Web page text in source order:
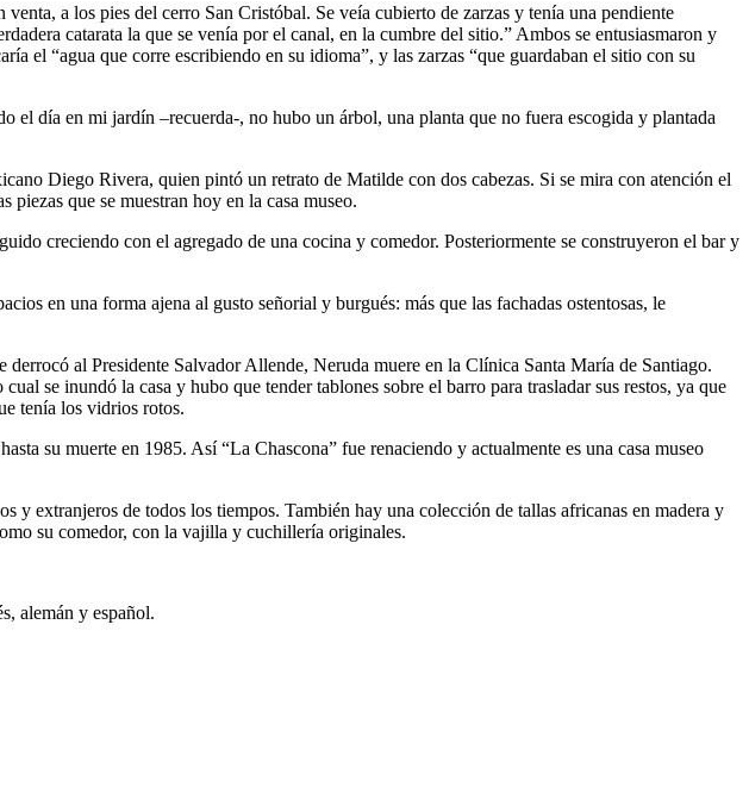
a los pies del cerro San Cristóbal. Se veía cubierto de zarzas y tenía una pendiente
catarata la que se venía por el canal, en la cumbre del sitio.” Ambos se entusiasmaron y
el “agua que corre escribiendo en su idioma”, y las zarzas “que guardaban el sitio con su
día en mi jardín –recuerda-, no hubo un árbol, una planta que no fuera escogida y plantada
Diego Rivera, quien pintó un retrato de Matilde con dos cabezas. Si se mira con atención el
que se muestran hoy en la casa museo.
creciendo con el agregado de una cocina y comedor. Posteriormente se construyeron el bar y
en una forma ajena al gusto señorial y burgués: más que las fachadas ostentosas, le
al Presidente Salvador Allende, Neruda muere en la Clínica Santa María de Santiago.
se inundó la casa y hubo que tender tablones sobre el barro para trasladar sus restos, ya que
tenía los vidrios rotos.
su muerte en 1985. Así “La Chascona” fue renaciendo y actualmente es una casa museo
y extranjeros de todos los tiempos. También hay una colección de tallas africanas en madera y
su comedor, con la vajilla y cuchillería originales.
alemán y español.